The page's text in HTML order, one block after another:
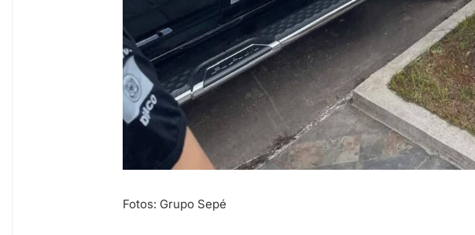
Fotos: Grupo Sepé